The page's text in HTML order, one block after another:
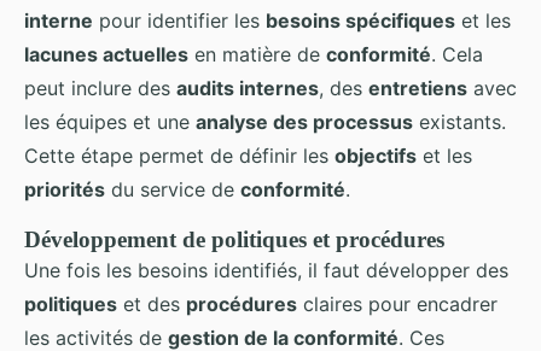
interne pour identifier les besoins spécifiques et les
lacunes actuelles en matière de conformité. Cela
peut inclure des audits internes, des entretiens avec
les équipes et une analyse des processus existants.
Cette étape permet de définir les objectifs et les
priorités du service de conformité.
Développement de politiques et procédures
Une fois les besoins identifiés, il faut développer des
politiques et des procédures claires pour encadrer
les activités de gestion de la conformité. Ces